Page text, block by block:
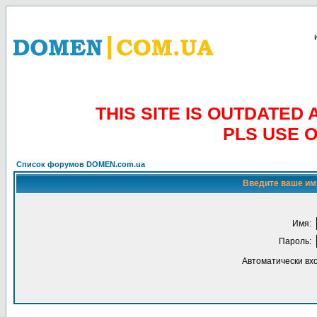
THIS SITE IS OUTDATED
PLS USE
Список форумов DOMEN.com.ua
Введите ваше
Имя:
Пароль:
Автоматически